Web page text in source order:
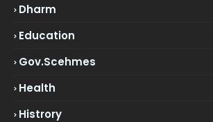
Dharm
Education
Gov.scehmes
Health
Histrory